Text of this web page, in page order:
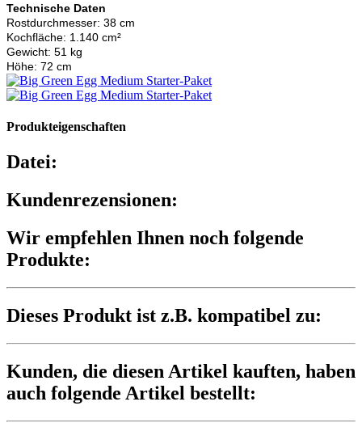
Technische Daten
Rostdurchmesser: 38 cm
Kochfläche: 1.140 cm²
Gewicht: 51 kg
Höhe: 72 cm
Produkteigenschaften
Datei:
Kundenrezensionen:
Wir empfehlen Ihnen noch folgende
Produkte:
Dieses Produkt ist z.B. kompatibel zu:
Kunden, die diesen Artikel kauften, haben
auch folgende Artikel bestellt: